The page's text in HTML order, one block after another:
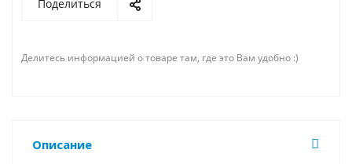
Поделиться
Делитесь информацией о товаре там, где это Вам удобно :)
Описание